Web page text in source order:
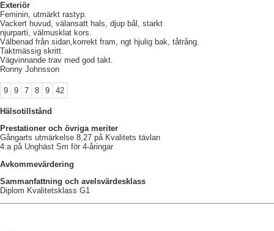
Exteriör
Feminin, utmärkt rastyp.
Vackert huvud, välansatt hals, djup bål, starkt
njurparti, välmusklat kors.
Välbenad från sidan,korrekt fram, ngt hjulig bak, tåtrång.
Taktmässig skritt.
Vägvinnande trav med god takt.
Ronny Johnsson
9 9 7 8 9 42
Hälsotillstånd
Prestationer och övriga meriter
Gångarts utmärkelse 8,27 på Kvalitets tävlan
4:a på Unghäst Sm för 4-åringar
Avkommevärdering
Sammanfattning och avelsvärdesklass
Diplom Kvalitetsklass G1